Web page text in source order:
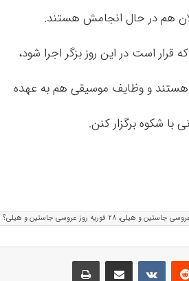
هم در حال انجامش هستند.
قرار است در این روز بزگر اجرا شود،
و وظایف موسیقی هم به عهده
روز عروسی جاستین و هیلی؟
Reddit
VKontakteاشتراک گذاری با ایمیل چاپ